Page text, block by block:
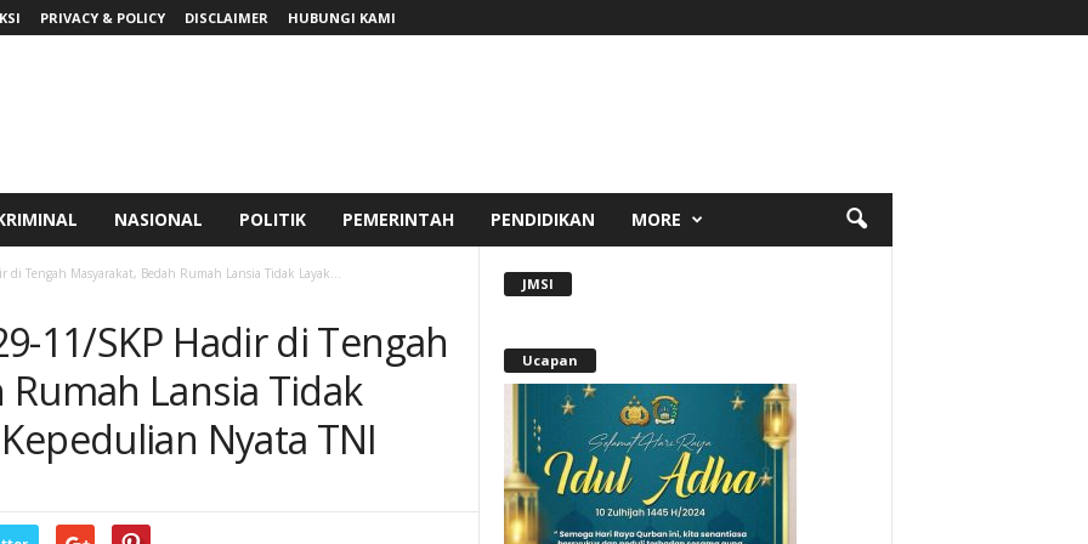
PRIVACY & POLICY DISCLAIMER HUBUNGI KAMI
NASIONAL POLITIK PEMERINTAH PENDIDIKAN MORE
di Tengah Masyarakat, Bedah Rumah Lansia Tidak Layak...
11/SKP Hadir di Tengah
Lansia Tidak
Nyata TNI
JMSI
Ucapan